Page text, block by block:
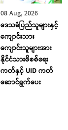
08 Aug, 2026
ဒေသခံပြည်သူများနှင့်
ကျောင်းသား
ကျောင်းသူများအား
နိုင်ငံသားစိစစ်ရေး
ကတ်နှင့် UID ကတ်
ဆောင်ရွက်ပေး